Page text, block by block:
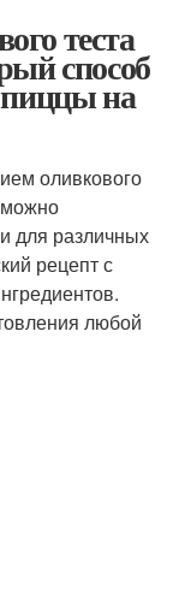
теста
способ
пиццы на
оливкового
для различных
рецепт с
любой